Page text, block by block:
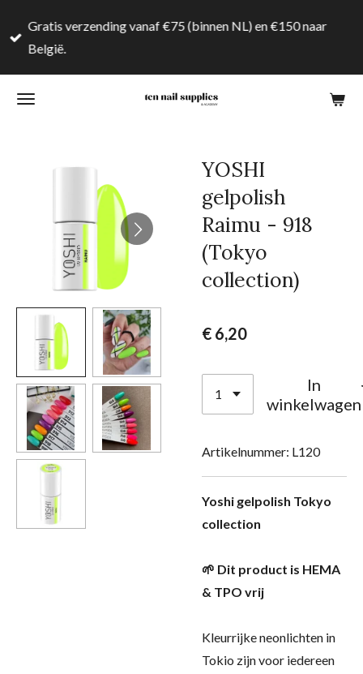
direct
hoofdinhoud
Gratis verzending vanaf €75 (binnen NL) en €150 naar
België.
YOSHI
gelpolish
Raimu - 918
(Tokyo
collection)
€ 6,20
In
winkelwagen
Artikelnummer: L120
Yoshi gelpolish Tokyo
collection
🌱 Dit product is HEMA
& TPO vrij
Kleurrijke neonlichten in
Tokio zijn voor iedereen